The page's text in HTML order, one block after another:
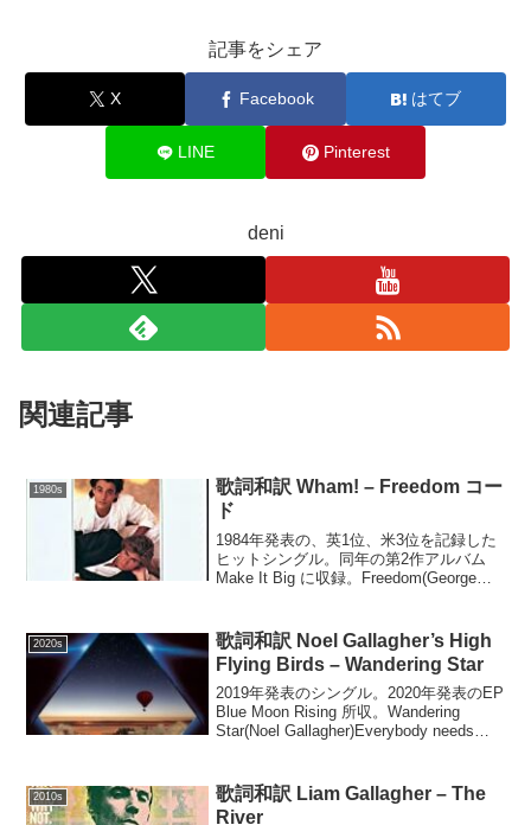
記事をシェア
X Facebook はてブ
LINE Pinterest
deni
関連記事
1980s
歌詞和訳 Wham! – Freedom コー
ド
1984年発表の、英1位、米3位を記録した
ヒットシングル。同年の第2作アルバム
Make It Big に収録。Freedom(George
2020s
歌詞和訳 Noel Gallagher’s High
Flying Birds – Wandering Star
2019年発表のシングル。2020年発表のEP
Blue Moon Rising 所収。Wandering
Star(Noel Gallagher)Everybody needs
2010s
歌詞和訳 Liam Gallagher – The
River